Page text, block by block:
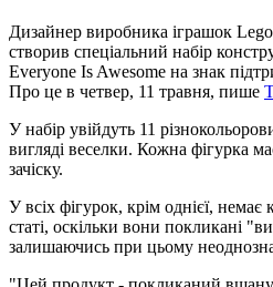
Дизайнер виробника іграшок
створив спеціальний набір
Everyone Is Awesome на знак
Про це в четвер, 11 травня, пише
У набір увійдуть 11
вигляді веселки. Кожна фігурка
зачіску.
У всіх фігурок, крім однієї,
статі, оскільки вони покликані
залишаючись при цьому